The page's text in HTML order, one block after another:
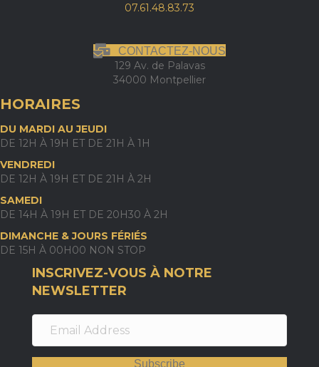
07.61.48.83.73
CONTACTEZ-NOUS
129 Av. de Palavas
34000 Montpellier
HORAIRES
DU MARDI AU JEUDI
DE 12H À 19H ET DE 21H À 1H
VENDREDI
DE 12H À 19H ET DE 21H À 2H
SAMEDI
DE 14H À 19H ET DE 20H30 À 2H
DIMANCHE & JOURS FÉRIÉS
DE 15H À 00H00 NON STOP
INSCRIVEZ-VOUS À NOTRE
NEWSLETTER
Subscribe